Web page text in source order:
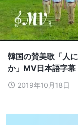
韓国の賛美歌「人
か」MV日本語字幕
2019年10月18日